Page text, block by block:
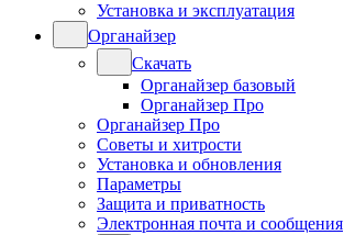
Установка и эксплуатация
Органайзер
Скачать
Органайзер базовый
Органайзер Про
Органайзер Про
Советы и хитрости
Установка и обновления
Параметры
Защита и приватность
Электронная почта и сообщения